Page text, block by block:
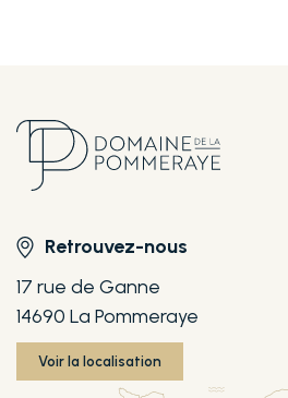
Retrouvez-nous
17 rue de Ganne
14690 La Pommeraye
Voir la localisation